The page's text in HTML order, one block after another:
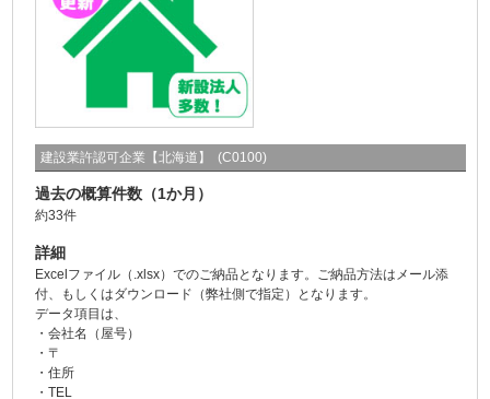
建設業許認可企業【北海道】 (C0100)
過去の概算件数（1か月）
約33件
詳細
Excelファイル（.xlsx）でのご納品となります。ご納品方法はメール添
付、もしくはダウンロード（弊社側で指定）となります。
データ項目は、
・会社名（屋号）
・〒
・住所
・TEL